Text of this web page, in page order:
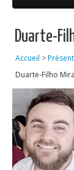
Équipes
Soutien
Données
Emplois/
Duarte-
Accueil >
Duarte-Filho